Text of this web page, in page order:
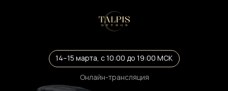
Онлайн-трансляция
14–15 марта, с 10:00 до 19:00 МСК